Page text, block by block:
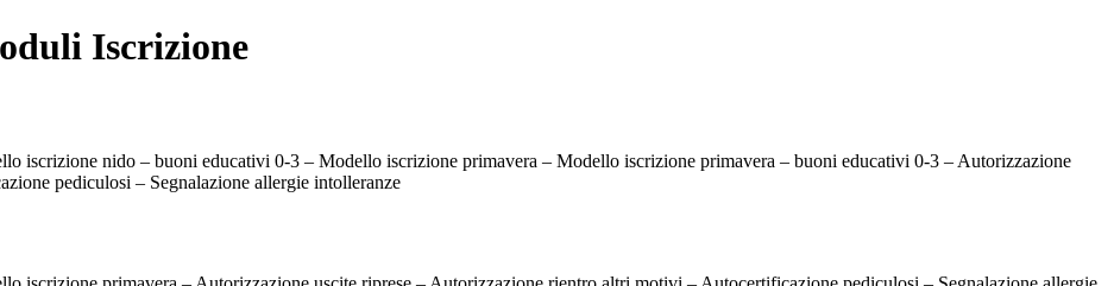
Iscrizione
iscrizione nido – buoni educativi 0-3 – Modello iscrizione primavera – Modello iscrizione primavera – buoni educativi 0-3 – Autorizzazione
pediculosi – Segnalazione allergie intolleranze